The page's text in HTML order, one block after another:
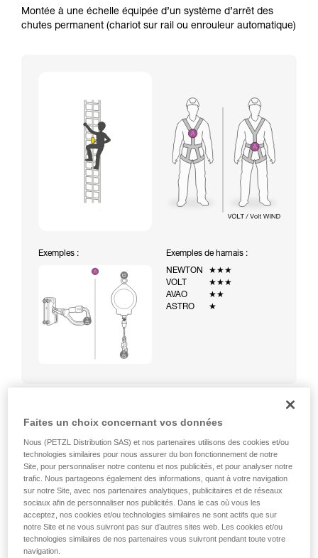
Montée à une échelle équipée d’un système d’arrêt des
chutes permanent (chariot sur rail ou enrouleur automatique)
Exemples :
Exemples de harnais :
NEWTON
★★★
VOLT
★★★
AVAO
★★
ASTRO
★
chutes temporaire (ASAP sur corde)
Faites un choix concernant vos données
Nous (PETZL Distribution SAS) et nos partenaires utilisons des cookies et/ou
technologies similaires pour nous assurer du bon fonctionnement de notre
Site, pour personnaliser notre contenu et nos publicités, et pour analyser notre
trafic. Nous partageons également des informations, quant à votre navigation
sur notre Site, avec nos partenaires analytiques, publicitaires et de réseaux
sociaux afin de personnaliser nos publicités. Dans le cas où vous les
acceptez, nos cookies et/ou technologies similaires ne sont actifs que sur
notre Site et ne vous suivront pas sur d’autres sites web. Les cookies et/ou
technologies similaires de nos partenaires vous suivront pendant toute votre
navigation.